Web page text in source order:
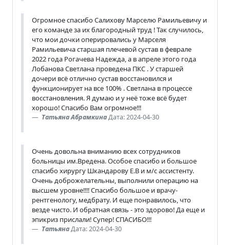
Огромное спасибо Салихову Марселю Рамильевичу и
его команде за их благородный труд ! Так случилось,
что мои дочки оперировались у Марселя
Рамильевича старшая плечевой сустав в феврале
2022 года Рогачева Надежда, а в апреле этого года
Лобанова Светлана проведена ПКС . У старшей
дочери всё отлично сустав восстановился и
функционирует на все 100% . Светлана в процессе
восстановления. Я думаю и у неё тоже всё будет
хорошо! Спасибо Вам огромное!!!
Татьяна АбрамкинаДата: 2024-04-30
Очень довольна вниманию всех сотрудников
больницы им.Вредена. Особое спасибо и большое
спасибо хирургу Шкандарову Е.В и м/с ассистенту.
Очень доброжелательны, выполнили операцию на
высшем уровне!!!! Спасибо большое и врачу-
рентгенологу, медбрату. И еще понравилось, что
везде чисто. И обратная связь - это здорово! Да еще и
эпикриз прислали! Супер! СПАСИБО!!!
ТатьянаДата: 2024-04-30